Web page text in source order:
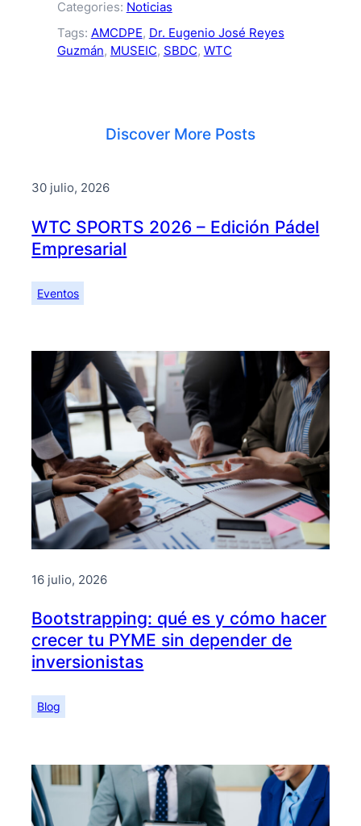
Categories: Noticias
Tags: AMCDPE, Dr. Eugenio José Reyes
Guzmán, MUSEIC, SBDC, WTC
Discover More Posts
30 julio, 2026
WTC SPORTS 2026 – Edición Pádel
Empresarial
Eventos
16 julio, 2026
Bootstrapping: qué es y cómo hacer
crecer tu PYME sin depender de
inversionistas
Blog